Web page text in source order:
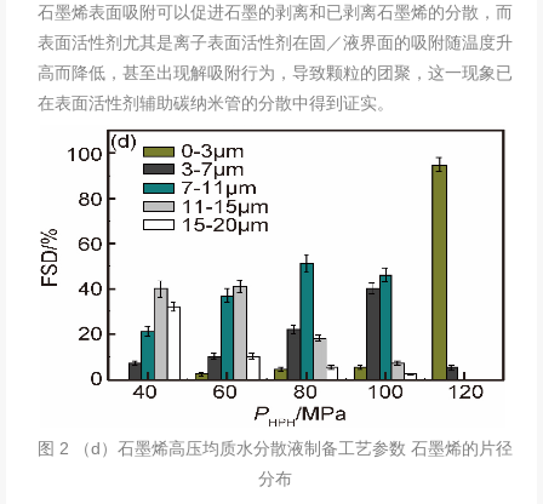
石墨烯表面吸附可以促进石墨的剥离和已剥离石墨烯的分散，而
表面活性剂尤其是离子表面活性剂在固／液界面的吸附随温度升
高而降低，甚至出现解吸附行为，导致颗粒的团聚，这一现象已
在表面活性剂辅助碳纳米管的分散中得到证实。
图 2 （d）石墨烯高压均质水分散液制备工艺参数 石墨烯的片径
分布